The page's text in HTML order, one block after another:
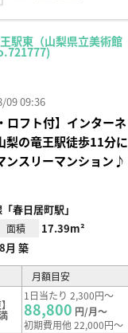
駅東（山梨県立美術館
09 09:36
ロフト付】インターネ
梨の竜王駅徒歩11分に
ンスリーマンション♪
春日居町駅」
面積 17.39m²
月 築
月額目安
1日当たり 2,300円～
88,800 円/月～
初期費用他 22,000円～